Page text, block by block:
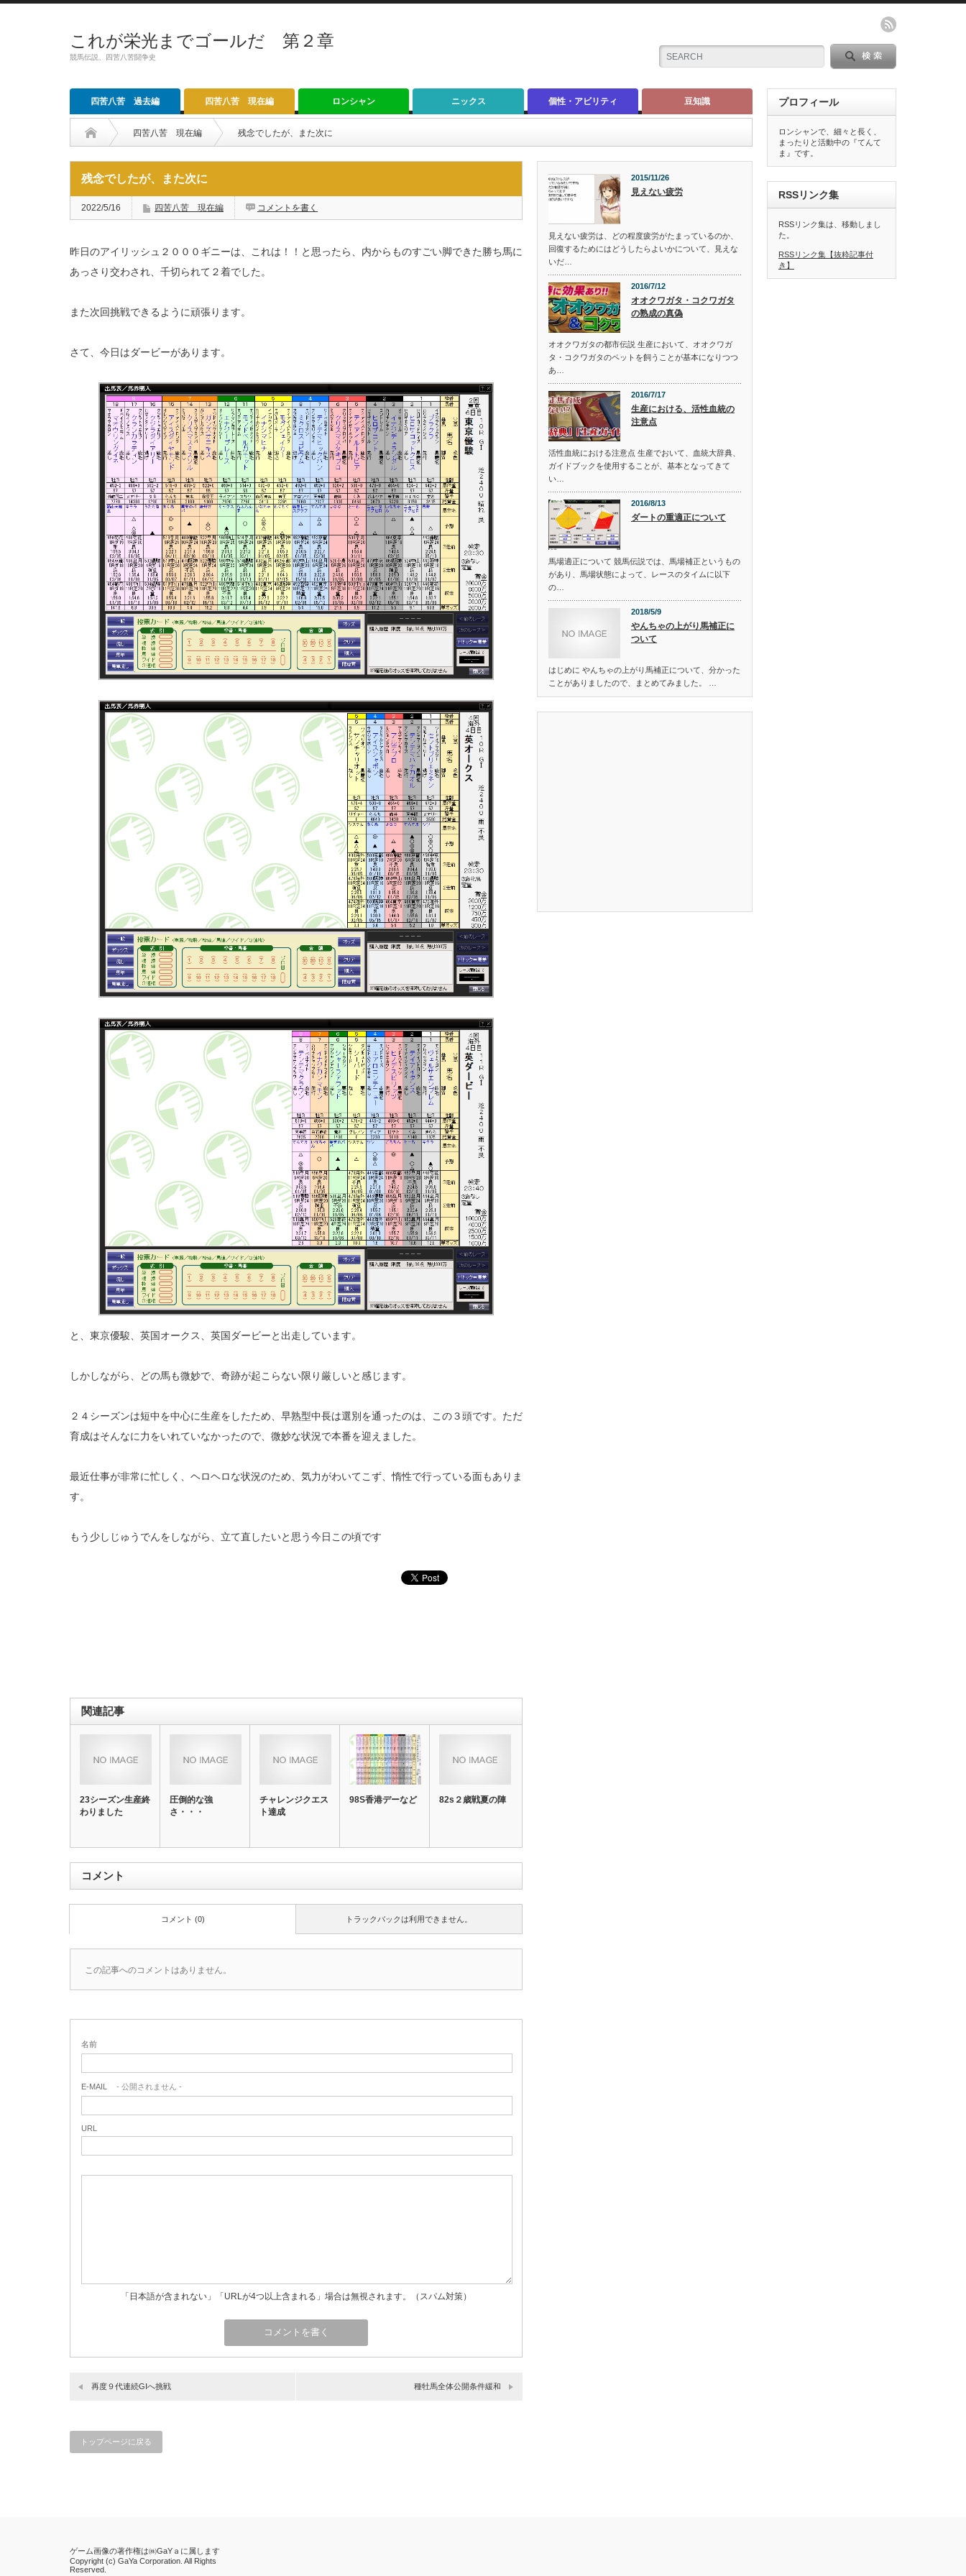
これが栄光までゴールだ 第２章
競馬伝説、四苦八苦闘争史
四苦八苦 過去編 四苦八苦 現在編 ロンシャン ニックス 個性・アビリティ 豆知識
四苦八苦 現在編 残念でしたが、また次に
残念でしたが、また次に
2022/5/16 四苦八苦 現在編 コメントを書く
昨日のアイリッシュ２０００ギニーは、これは！！と思ったら、内からものすごい脚できた勝ち馬に
あっさり交わされ、千切られて２着でした。
また次回挑戦できるように頑張ります。
さて、今日はダービーがあります。
と、東京優駿、英国オークス、英国ダービーと出走しています。
しかしながら、どの馬も微妙で、奇跡が起こらない限り厳しいと感じます。
２４シーズンは短中を中心に生産をしたため、早熟型中長は選別を通ったのは、この３頭です。ただ
育成はそんなに力をいれていなかったので、微妙な状況で本番を迎えました。
最近仕事が非常に忙しく、ヘロヘロな状況のため、気力がわいてこず、惰性で行っている面もありま
す。
もう少しじゅうでんをしながら、立て直したいと思う今日この頃です
関連記事
23シーズン生産終
わりました
圧倒的な強
さ・・・
チャレンジクエス
ト達成
98S香港デーなど 82s２歳戦夏の陣
コメント
トラックバックは利用できません。
コメント (0)
この記事へのコメントはありません。
名前
E-MAIL - 公開されません -
URL
「日本語が含まれない」「URLが4つ以上含まれる」場合は無視されます。（スパム対策）
再度９代連続GⅠへ挑戦 種牡馬全体公開条件緩和
トップページに戻る
2015/11/26
見えない疲労
見えない疲労は、どの程度疲労がたまっているのか、
回復するためにはどうしたらよいかについて、見えな
いだ…
2016/7/12
オオクワガタ・コクワガタ
の熟成の真偽
オオクワガタの都市伝説 生産において、オオクワガ
タ・コクワガタのペットを飼うことが基本になりつつ
あ…
2016/7/17
生産における、活性血統の
注意点
活性血統における注意点 生産でおいて、血統大辞典、
ガイドブックを使用することが、基本となってきて
い…
2016/8/13
ダートの重適正について
馬場適正について 競馬伝説では、馬場補正というもの
があり、馬場状態によって、レースのタイムに以下
の…
2018/5/9
やんちゃの上がり馬補正に
ついて
はじめに やんちゃの上がり馬補正について、分かった
ことがありましたので、まとめてみました。 …
プロフィール
ロンシャンで、細々と長く、
まったりと活動中の『てんて
ま』です。
RSSリンク集
RSSリンク集は、移動しまし
た。
RSSリンク集【抜粋記事付
き】
ゲーム画像の著作権は㈱GaYａに属します
Copyright (c) GaYa Corporation. All Rights
Reserved.